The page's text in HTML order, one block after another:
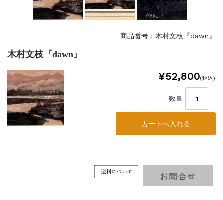
商品番号：木村文枝『dawn』
木村文枝『dawn』
¥52,800(税込)
数量